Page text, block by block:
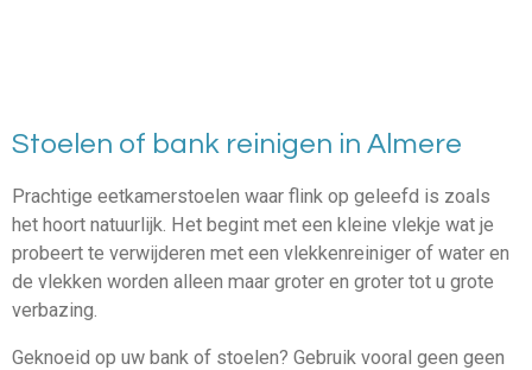
Stoelen of bank reinigen in Almere
Prachtige eetkamerstoelen waar flink op geleefd is zoals
het hoort natuurlijk. Het begint met een kleine vlekje wat je
probeert te verwijderen met een vlekkenreiniger of water en
de vlekken worden alleen maar groter en groter tot u grote
verbazing.
Geknoeid op uw bank of stoelen? Gebruik vooral geen geen